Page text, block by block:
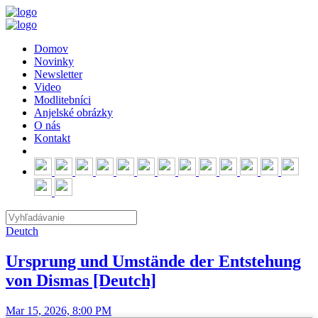
Domov
Novinky
Newsletter
Video
Modlitebníci
Anjelské obrázky
O nás
Kontakt
Deutch
Ursprung und Umstände der Entstehung
von Dismas [Deutch]
Mar 15, 2026, 8:00 PM